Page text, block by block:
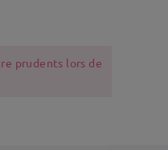
prudents lors de